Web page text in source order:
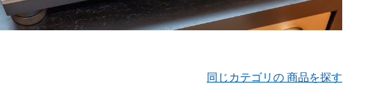
同じカテゴリの 商品を探す